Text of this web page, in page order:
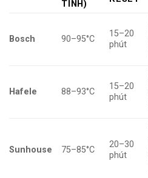
TÍNH)
Bosch 90–95°C
15–20
phút
Hafele 88–93°C
15–20
phút
Sunhouse 75–85°C
20–30
phút